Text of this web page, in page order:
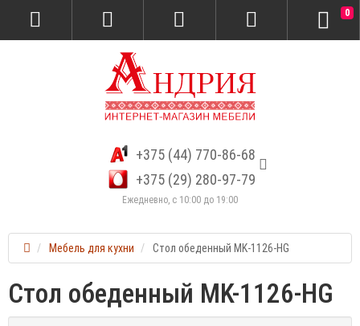
+375 (44) 770-86-68
+375 (29) 280-97-79
Ежедневно, с 10:00 до 19:00
0
Мебель для кухни Стол обеденный MK-1126-HG
Стол обеденный MK-1126-HG